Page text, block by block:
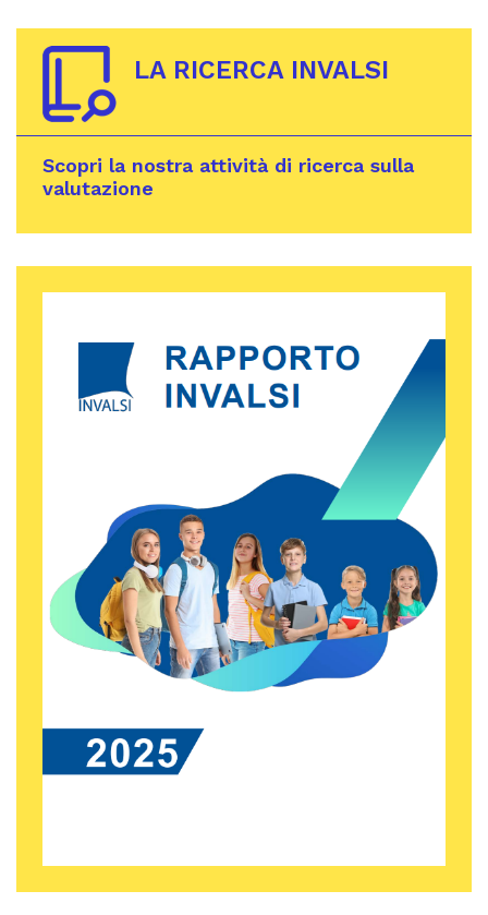
LA RICERCA INVALSI
Scopri la nostra attività di ricerca sulla
valutazione